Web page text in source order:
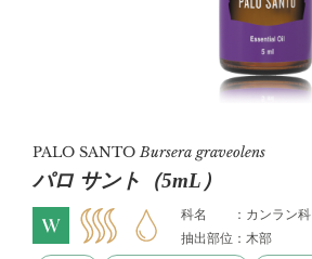
PALO SANTOBursera graveolens
パロ サント（5mL）
科名 ：カンラン科
抽出部位：木部